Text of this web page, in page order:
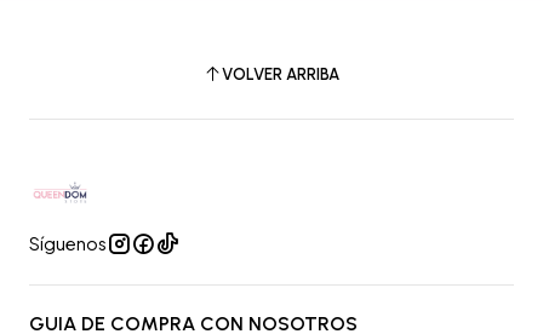
VOLVER ARRIBA
Síguenos
GUIA DE COMPRA CON NOSOTROS